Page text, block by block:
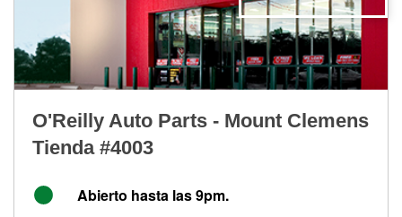
O'Reilly Auto Parts - Mount Clemens
Tienda #4003
Abierto hasta las 9pm.